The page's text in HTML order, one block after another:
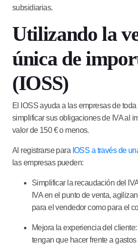
subsidiarias.
Utilizando la
única de
(IOSS)
El IOSS ayuda a las empresas de
simplificar sus obligaciones de IVA al
valor de 150 € o menos.
Al registrarse para IOSS a través de
las empresas pueden:
Simplificar la recaudación del
IVA en el punto de venta,
para el vendedor como para el
Mejora la experiencia del cliente
tengan que hacer frente a